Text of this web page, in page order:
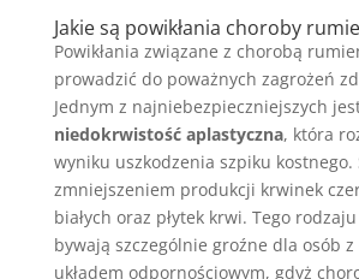
Jakie są powikłania choroby
Powikłania związane z chorobą
prowadzić do poważnych zagrożeń
Jednym z najniebezpieczniejszych
niedokrwistość aplastyczna, która
wyniku uszkodzenia szpiku kostnego.
zmniejszeniem produkcji krwinek
białych oraz płytek krwi. Tego
bywają szczególnie groźne dla osób z
układem odpornościowym, gdyż